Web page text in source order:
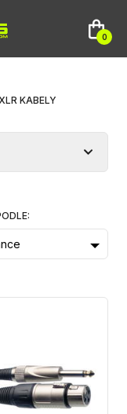
0
KABELY